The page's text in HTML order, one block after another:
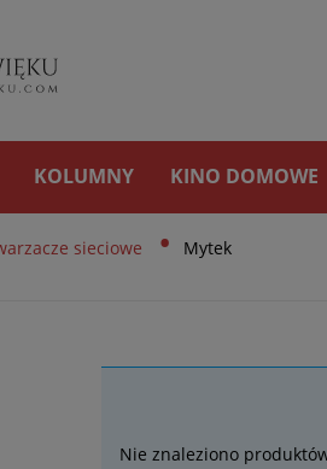
KOLUMNY KINO DOMOWE
sieciowe • Mytek
Mytek
Nie znaleziono